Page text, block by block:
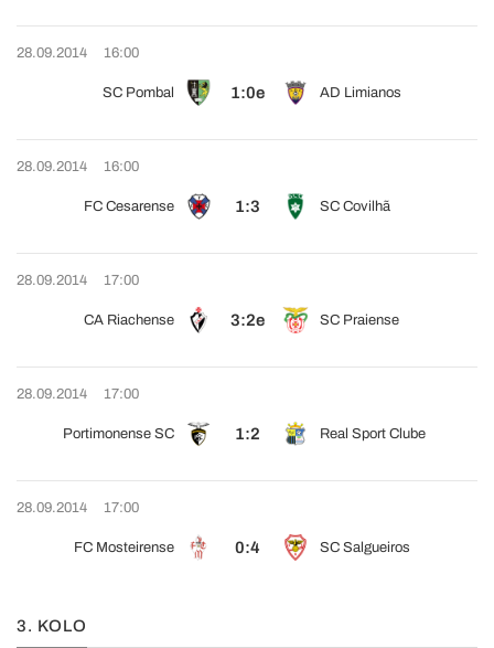
28.09.2014 16:00
SC Pombal 1:0e AD Limianos
28.09.2014 16:00
FC Cesarense 1:3 SC Covilhã
28.09.2014 17:00
CA Riachense 3:2e SC Praiense
28.09.2014 17:00
Portimonense SC 1:2 Real Sport Clube
28.09.2014 17:00
FC Mosteirense 0:4 SC Salgueiros
3. KOLO